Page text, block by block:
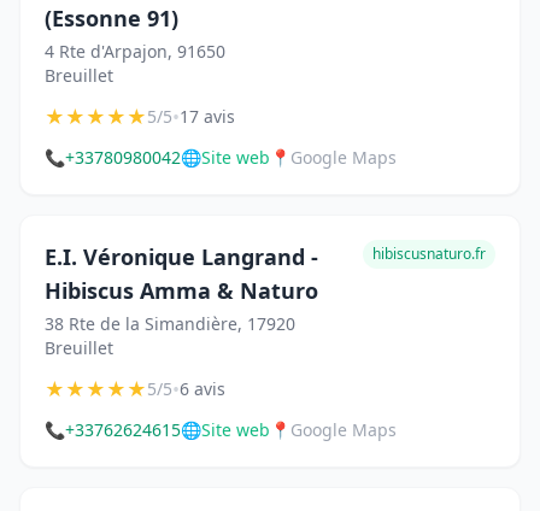
(Essonne 91)
4 Rte d'Arpajon, 91650
Breuillet
★★★★★5/5•17 avis
📞+33780980042🌐Site web 📍 Google Maps
E.I. Véronique Langrand -
Hibiscus Amma & Naturo
38 Rte de la Simandière, 17920
Breuillet
hibiscusnaturo.fr
★★★★★5/5•6 avis
📞+33762624615🌐Site web 📍 Google Maps